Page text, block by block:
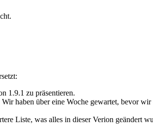
1.9.1 zu präsentieren.
haben über eine Woche gewartet, bevor
Liste, was alles in dieser Verion geändert